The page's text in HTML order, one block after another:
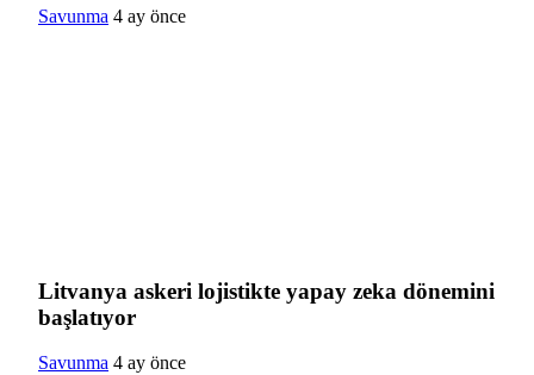
Savunma 4 ay önce
Litvanya askeri lojistikte yapay zeka dönemini
başlatıyor
Savunma 4 ay önce